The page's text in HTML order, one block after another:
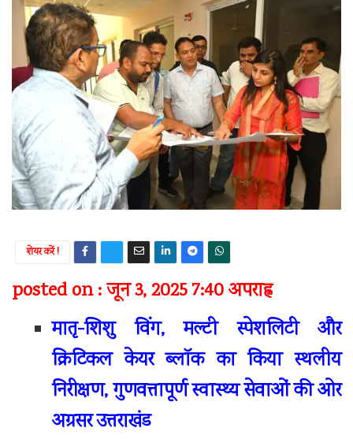
शेयर करें !
posted on : जून 3, 2025 7:40 अपराह्न
मातृ-शिशु विंग, मल्टी स्पेशलिटी और
क्रिटिकल केयर ब्लॉक का किया स्थलीय
निरीक्षण, गुणवत्तापूर्ण स्वास्थ्य सेवाओं की ओर
अग्रसर उत्तराखंड